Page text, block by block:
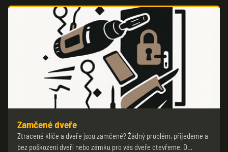
Zamčené dveře
Ztracené klíče a dveře jsou zamčené? Žádný problém, přijedeme a
bez poškození dveří nebo zámku pro vás dveře otevřeme. D…